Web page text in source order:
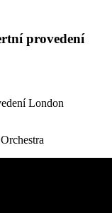
provedení
London